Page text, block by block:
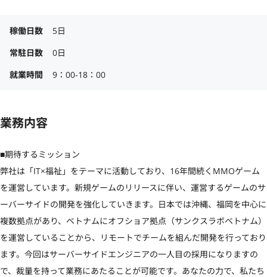
稼働日数
5日
常駐日数
0日
就業時間
9：00-18：00
業務内容
■期待するミッション
弊社は「IT×福祉」をテーマに活動しており、16年間続くMMOゲーム
を運営しています。新規ゲームのリリースに伴い、運営するゲームのサ
ーバーサイドの開発を強化していきます。日本では沖縄、福岡を中心に
複数拠点があり、ベトナムにオフショア拠点（サンクスラボベトナム）
を運営していることから、リモートでチームを組んだ開発を行っており
ます。今回はサーバーサイドエンジニアの一人目の採用になりますの
で、裁量を持って業務にあたることが可能です。あなたの力で、私たち